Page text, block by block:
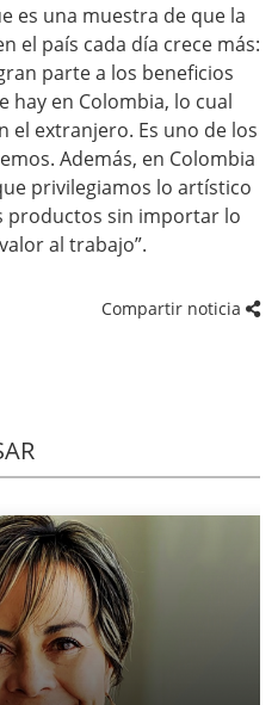
es una muestra de que la
el país cada día crece más:
parte a los beneficios
hay en Colombia, lo cual
el extranjero. Es uno de los
Además, en Colombia
privilegiamos lo artístico
productos sin importar lo
al trabajo”.
Compartir noticia